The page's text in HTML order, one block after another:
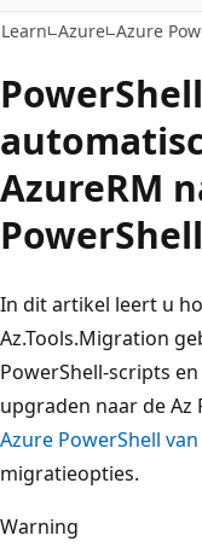
Learn Azure Azure
AzureRM
In dit artikel leert u
Az.Tools.Migration
PowerShell-scripts
upgraden naar de Az
Azure PowerShell
migratieopties.
Warning